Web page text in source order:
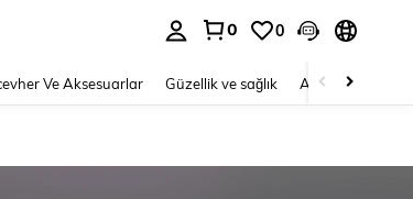
0 0
Ve Aksesuarlar Güzellik ve sağlık Ayakkabı